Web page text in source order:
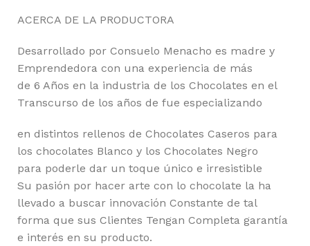
ACERCA DE LA PRODUCTORA
Desarrollado por Consuelo Menacho es madre y
Emprendedora con una experiencia de más
de 6 Años en la industria de los Chocolates en el
Transcurso de los años de fue especializando
en distintos rellenos de Chocolates Caseros para
los chocolates Blanco y los Chocolates Negro
para poderle dar un toque único e irresistible
Su pasión por hacer arte con lo chocolate la ha
llevado a buscar innovación Constante de tal
forma que sus Clientes Tengan Completa garantía
e interés en su producto.